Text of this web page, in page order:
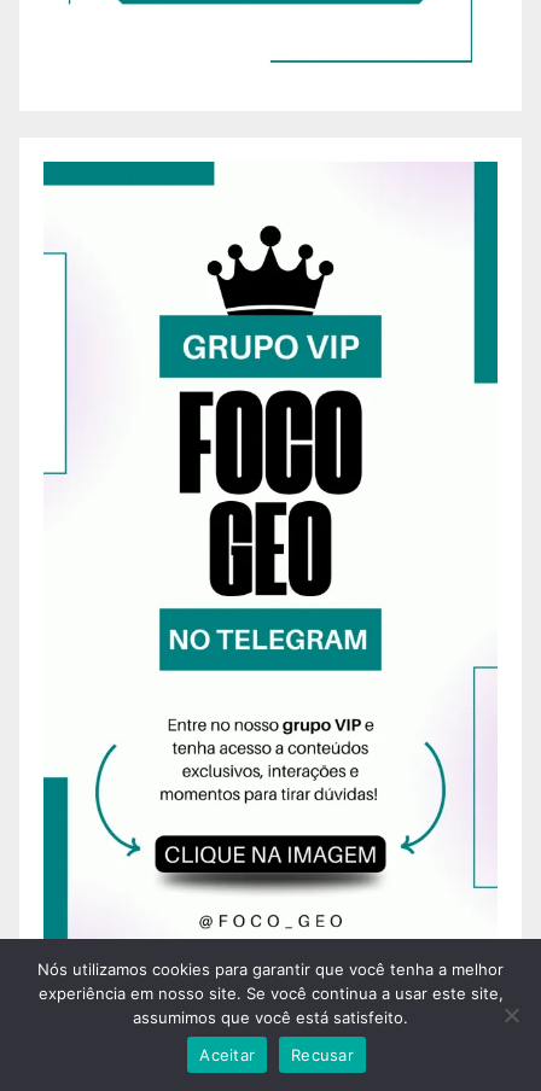
Nós utilizamos cookies para garantir que você tenha a melhor
experiência em nosso site. Se você continua a usar este site,
assumimos que você está satisfeito.
Aceitar
Recusar